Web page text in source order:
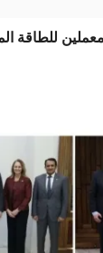
للطاقة